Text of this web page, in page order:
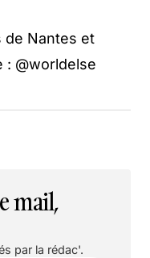
de Nantes et
: @worldelse
mail,
par la rédac'.